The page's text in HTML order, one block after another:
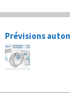
Prévisions